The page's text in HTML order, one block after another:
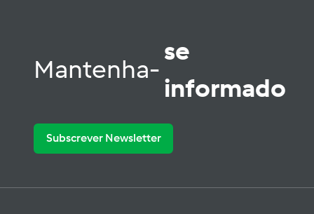
Mantenha-
se
informado
Subscrever Newsletter